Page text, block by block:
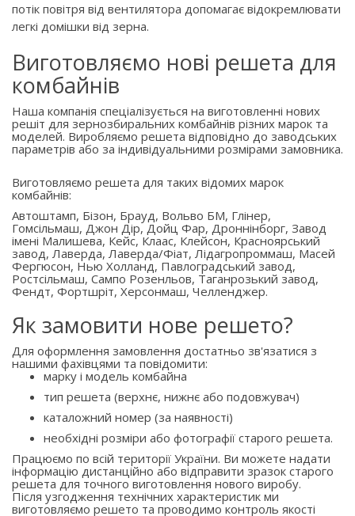
потік повітря від вентилятора допомагає відокремлювати
легкі домішки від зерна.
Виготовляємо нові решета для
комбайнів
Наша компанія спеціалізується на виготовленні нових
решіт для зернозбиральних комбайнів різних марок та
моделей. Виробляємо решета відповідно до заводських
параметрів або за індивідуальними розмірами замовника.
Виготовляємо решета для таких відомих марок
комбайнів:
Автоштамп, Бізон, Брауд, Вольво БМ, Глінер,
Гомсільмаш, Джон Дір, Дойц Фар, Дроннінборг, Завод
імені Малишева, Кейс, Клаас, Клейсон, Красноярський
завод, Лаверда, Лаверда/Фіат, Лідагропроммаш, Масей
Фергюсон, Нью Холланд, Павлоградський завод,
Ростсільмаш, Сампо Розенльов, Таганрозький завод,
Фендт, Фортшріт, Херсонмаш, Челленджер.
Як замовити нове решето?
Для оформлення замовлення достатньо зв'язатися з
нашими фахівцями та повідомити:
марку і модель комбайна
тип решета (верхнє, нижнє або подовжувач)
каталожний номер (за наявності)
необхідні розміри або фотографії старого решета.
Працюємо по всій території України. Ви можете надати
інформацію дистанційно або відправити зразок старого
решета для точного виготовлення нового виробу.
Після узгодження технічних характеристик ми
виготовляємо решето та проводимо контроль якості